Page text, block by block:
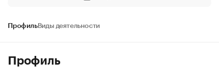
ПрофильВиды деятельности
Профиль